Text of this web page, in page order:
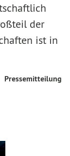
der
ist in
Pressemitteilung